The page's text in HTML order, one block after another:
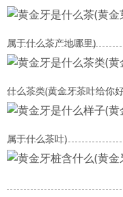
属于什么茶产地哪里)
什么茶类(黄金牙茶叶给你
属于什么茶叶)